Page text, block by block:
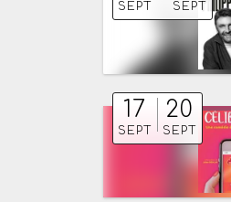
SEPT SEPT
17
SEPT
20
SEPT